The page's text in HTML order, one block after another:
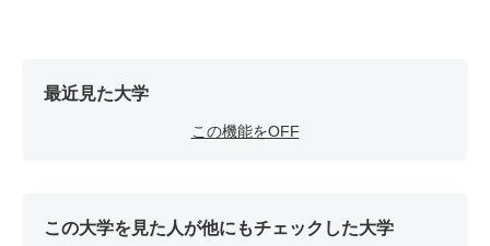
最近見た大学
この機能をOFF
この大学を見た人が他にもチェックした大学